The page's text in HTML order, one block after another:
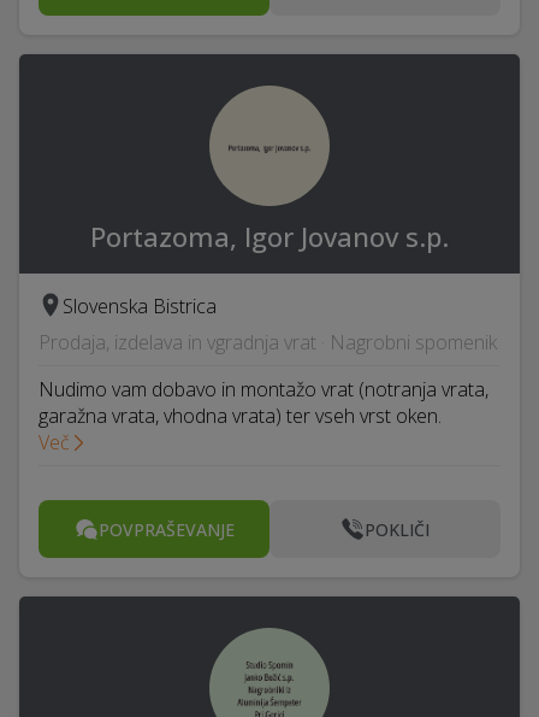
Portazoma, Igor Jovanov s.p.
Slovenska Bistrica
Prodaja, izdelava in vgradnja vrat · Nagrobni spomenik
Nudimo vam dobavo in montažo vrat (notranja vrata,
garažna vrata, vhodna vrata) ter vseh vrst oken.
Več
POVPRAŠEVANJE POKLIČI